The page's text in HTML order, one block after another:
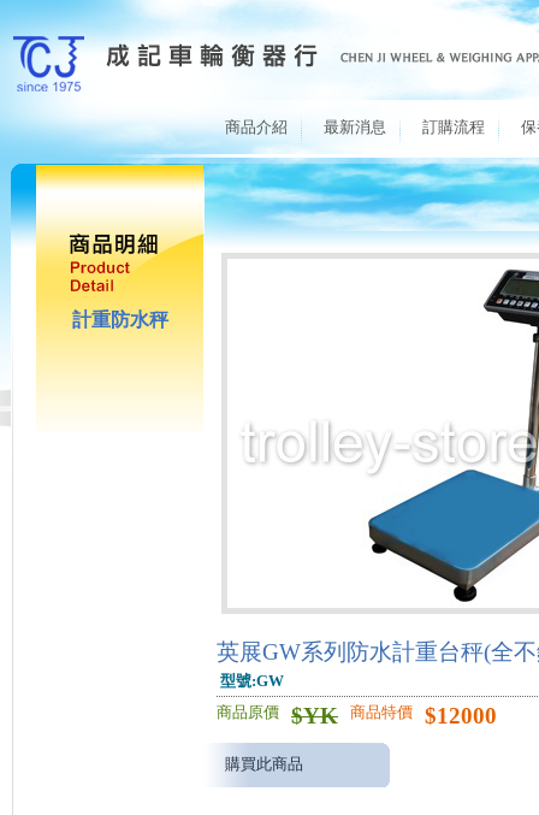
商品介紹 最新消息 訂購流程
計重防水秤
英展GW系列防水計重台秤(全
型號:GW
商品原價
$YK 商品特價 $12000
購買此商品